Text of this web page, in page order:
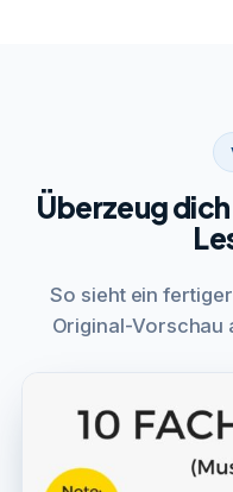
Überzeug
So sieht ein
Original-Vorschau